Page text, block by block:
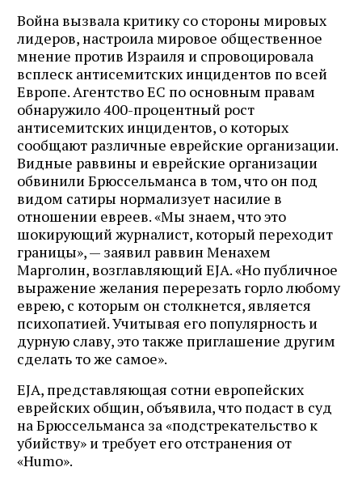
Война вызвала критику со стороны мировых
лидеров, настроила мировое общественное
мнение против Израиля и спровоцировала
всплеск антисемитских инцидентов по всей
Европе. Агентство ЕС по основным правам
обнаружило 400-процентный рост
антисемитских инцидентов, о которых
сообщают различные еврейские организации.
Видные раввины и еврейские организации
обвинили Брюссельманса в том, что он под
видом сатиры нормализует насилие в
отношении евреев. «Мы знаем, что это
шокирующий журналист, который переходит
границы», — заявил раввин Менахем
Марголин, возглавляющий EJA. «Но публичное
выражение желания перерезать горло любому
еврею, с которым он столкнется, является
психопатией. Учитывая его популярность и
дурную славу, это также приглашение другим
сделать то же самое».
EJA, представляющая сотни европейских
еврейских общин, объявила, что подаст в суд
на Брюссельманса за «подстрекательство к
убийству» и требует его отстранения от
«Humo».